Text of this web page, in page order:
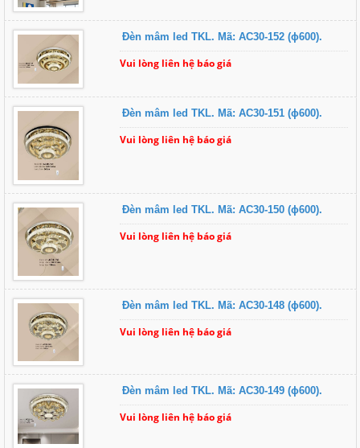
Đèn mâm led TKL. Mã: AC30-152 (ɸ600).
Vui lòng liên hệ báo giá
Đèn mâm led TKL. Mã: AC30-151 (ɸ600).
Vui lòng liên hệ báo giá
Đèn mâm led TKL. Mã: AC30-150 (ɸ600).
Vui lòng liên hệ báo giá
Đèn mâm led TKL. Mã: AC30-148 (ɸ600).
Vui lòng liên hệ báo giá
Đèn mâm led TKL. Mã: AC30-149 (ɸ600).
Vui lòng liên hệ báo giá